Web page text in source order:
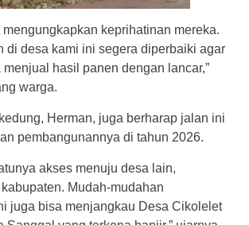
mengungkapkan keprihatinan mereka.
di desa kami ini segera diperbaiki agar
hasil panen dengan lancar,”
warga.
Herman, juga berharap jalan ini
pembangunannya di tahun 2026.
akses menuju desa lain,
Mudah-mudahan
juga bisa menjangkau Desa Cikolelet